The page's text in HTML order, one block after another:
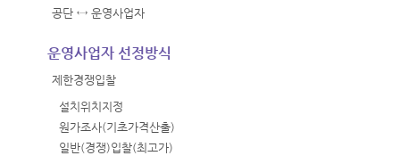
공단 ↔ 운영사업자
운영사업자 선정방식
제한경쟁입찰
설치위치지정
원가조사(기초가격산출)
일반(경쟁)입찰(최고가)